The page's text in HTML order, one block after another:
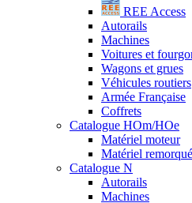
REE Access
Autorails
Machines
Voitures et
Wagons et grues
Véhicules routiers
Armée Française
Coffrets
Catalogue HOm/HOe
Matériel moteur
Matériel remorqué
Catalogue N
Autorails
Machines